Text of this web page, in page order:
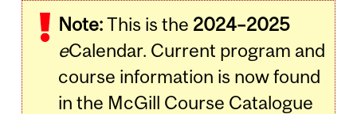
navigation
Note:This is the 2024–2025
eCalendar. Current program and
course information is now found
in the McGill Course Catalogue